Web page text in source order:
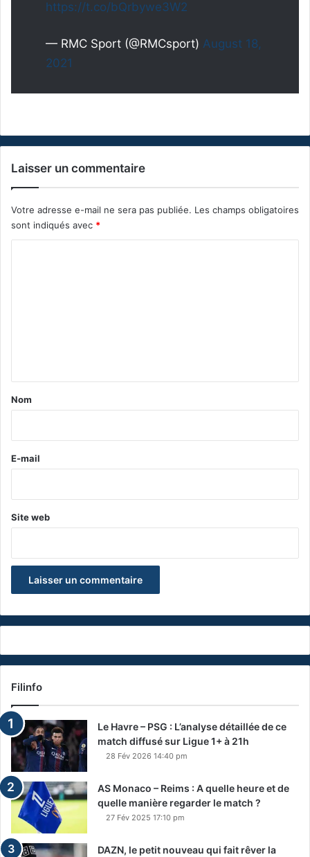
https://t.co/bQrbywe3W2
— RMC Sport (@RMCsport) August 18,
2021
Laisser un commentaire
Votre adresse e-mail ne sera pas publiée. Les champs obligatoires
sont indiqués avec *
a
e
Nom
E-mail
Site web
Filinfo
Le Havre – PSG : L’analyse détaillée de ce
match diffusé sur Ligue 1+ à 21h
28 Fév 2026 14:40 pm
AS Monaco – Reims : A quelle heure et de
quelle manière regarder le match ?
27 Fév 2025 17:10 pm
DAZN, le petit nouveau qui fait rêver la